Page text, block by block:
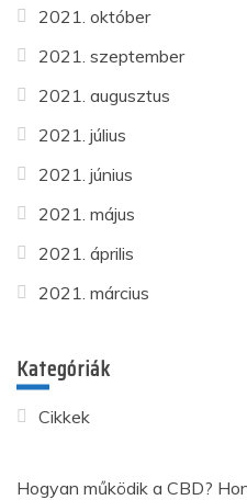
2021. október
2021. szeptember
2021. augusztus
2021. július
2021. június
2021. május
2021. április
2021. március
Kategóriák
Cikkek
Hogyan működik a CBD?